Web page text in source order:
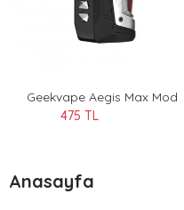
Geekvape Aegis Max Mod
475 TL
Anasayfa